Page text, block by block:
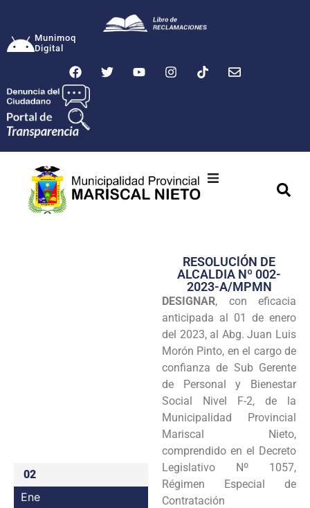
Munimoq
Digital
Transparencia
Seguridad
Programas
Intranet
02
Ene
RESOLUClÓN DE
ALCALDIA Nº 002-
2023-A/MPMN
DESIGNAR, con eficacia
anticipada al 01 de enero
del 2023, al Abg. Juan Luis
Morón Pinto, en el cargo de
confianza de Sub Gerente
de Personal y Bienestar
Social Nivel F-2, de la
Municipalidad Provincial
Mariscal Nieto,
comprendido en el Decreto
Legislativo Nº 1057,
Régimen Especial de
Contratación